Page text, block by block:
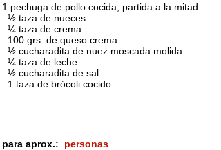
1 pechuga de pollo cocida, partida a la mitad
½ taza de nueces
¼ taza de crema
100 grs. de queso crema
½ cucharadita de nuez moscada molida
¼ taza de leche
½ cucharadita de sal
1 taza de brócoli cocido
para aprox.: personas